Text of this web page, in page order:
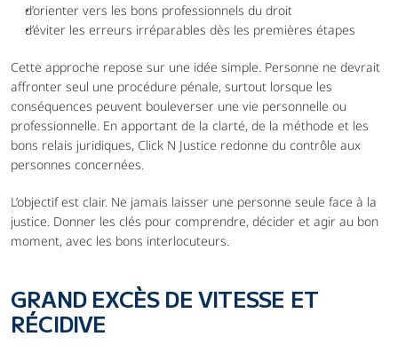
d’orienter vers les bons professionnels du droit
d’éviter les erreurs irréparables dès les premières étapes
Cette approche repose sur une idée simple. Personne ne devrait
affronter seul une procédure pénale, surtout lorsque les
conséquences peuvent bouleverser une vie personnelle ou
professionnelle. En apportant de la clarté, de la méthode et les
bons relais juridiques, Click N Justice redonne du contrôle aux
personnes concernées.
L’objectif est clair. Ne jamais laisser une personne seule face à la
justice. Donner les clés pour comprendre, décider et agir au bon
moment, avec les bons interlocuteurs.
GRAND EXCÈS DE VITESSE ET
RÉCIDIVE